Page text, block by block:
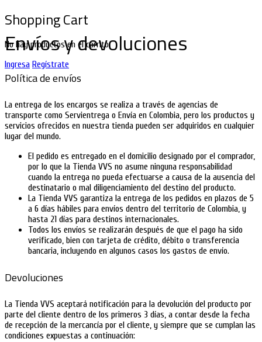
Shopping Cart
No hay productos en el carrito.
Ingresa Regístrate
Envíos y devoluciones
Política de envíos
La entrega de los encargos se realiza a través de agencias de
transporte como Servientrega o Envía en Colombia, pero los productos y
servicios ofrecidos en nuestra tienda pueden ser adquiridos en cualquier
lugar del mundo.
El pedido es entregado en el domicilio designado por el comprador,
por lo que la Tienda VVS no asume ninguna responsabilidad
cuando la entrega no pueda efectuarse a causa de la ausencia del
destinatario o mal diligenciamiento del destino del producto.
La Tienda VVS garantiza la entrega de los pedidos en plazos de 5
a 6 días hábiles para envíos dentro del territorio de Colombia, y
hasta 21 días para destinos internacionales.
Todos los envíos se realizarán después de que el pago ha sido
verificado, bien con tarjeta de crédito, débito o transferencia
bancaria, incluyendo en algunos casos los gastos de envío.
Devoluciones
La Tienda VVS aceptará notificación para la devolución del producto por
parte del cliente dentro de los primeros 3 días, a contar desde la fecha
de recepción de la mercancía por el cliente, y siempre que se cumplan las
condiciones expuestas a continuación: